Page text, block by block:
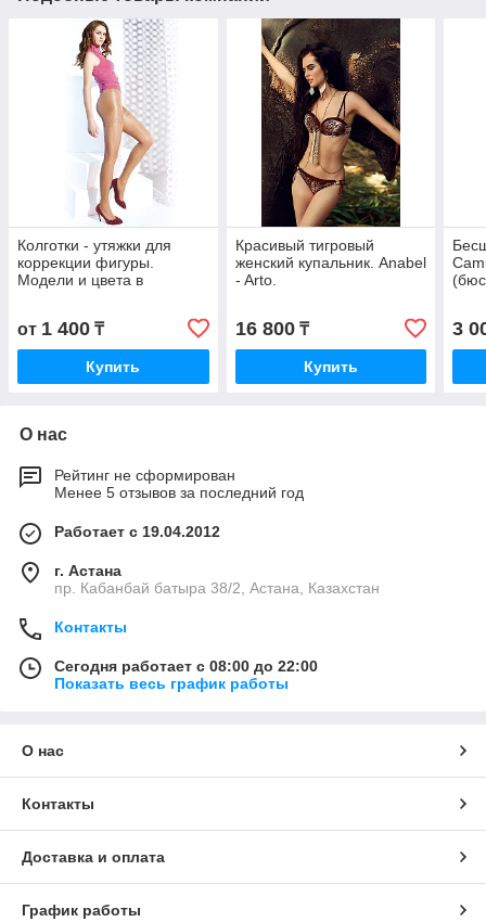
Колготки - утяжки для
коррекции фигуры.
Модели и цвета в
от 1 400 ₸
Купить
Красивый тигровый
женский купальник. Anabel
- Arto.
16 800₸
Купить
3
О нас
Рейтинг не сформирован
Менее 5 отзывов за последний год
Работает с 19.04.2012
г. Астана
пр. Кабанбай батыра 38/2, Астана, Казахстан
Контакты
Сегодня работает с 08:00 до 22:00
Показать весь график работы
О нас
Контакты
Доставка и оплата
График работы